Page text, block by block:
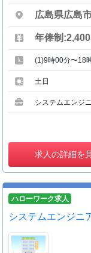
広島県広島
年俸制
(1)9時00分〜18
土日
システムエンジ
求人の詳細を
ハローワーク求人
システムエンジニ